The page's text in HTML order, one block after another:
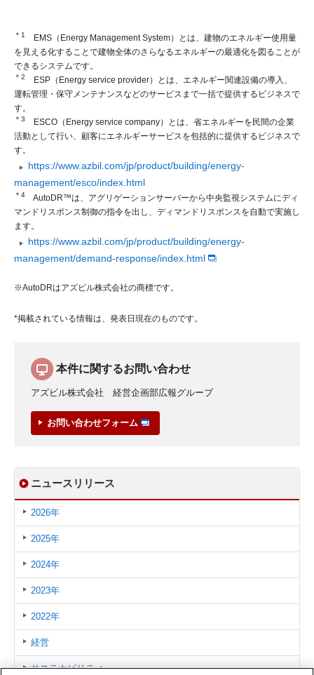
＊1
EMS（Energy Management System）とは、建物のエネルギー使用量
を見える化することで建物全体のさらなるエネルギーの最適化を図ることが
できるシステムです。
＊2
ESP（Energy service provider）とは、エネルギー関連設備の導入、
運転管理・保守メンテナンスなどのサービスまで一括で提供するビジネスで
す。
＊3
ESCO（Energy service company）とは、省エネルギーを民間の企業
活動として行い、顧客にエネルギーサービスを包括的に提供するビジネスで
す。
https://www.azbil.com/jp/product/building/energy-
management/esco/index.html
＊4
AutoDR™は、アグリゲーションサーバーから中央監視システムにディ
マンドリスポンス制御の指令を出し、ディマンドリスポンスを自動で実施し
ます。
https://www.azbil.com/jp/product/building/energy-
management/demand-response/index.html
※AutoDRはアズビル株式会社の商標です。
*掲載されている情報は、発表日現在のものです。
本件に関するお問い合わせ
アズビル株式会社 経営企画部広報グループ
お問い合わせフォーム
ニュースリリース
2026年
2025年
2024年
2023年
2022年
経営
サステナビリティ